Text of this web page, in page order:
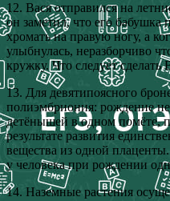
12. Вася отправился на
он заметил, что его бабушка
хромать на правую ногу, а
улыбнулась, неразборчиво
кружку. Что следует сделать
13. Для девятипоясного
полиэмбриония: рождение
детёнышей в одном помёте,
результате развития
вещества из одной
у человека при рождении
14. Наземные растения